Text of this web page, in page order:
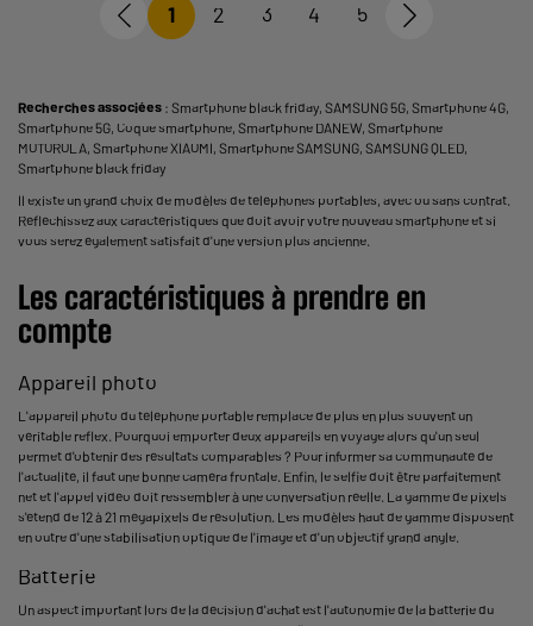
1 2 3 4 5
Recherches associées : Smartphone black friday, SAMSUNG 5G, Smartphone 4G,
Smartphone 5G, Coque smartphone, Smartphone DANEW, Smartphone
MOTOROLA, Smartphone XIAOMI, Smartphone SAMSUNG, SAMSUNG QLED,
Smartphone black friday
Il existe un grand choix de modèles de téléphones portables, avec ou sans contrat.
Réfléchissez aux caractéristiques que doit avoir votre nouveau smartphone et si
vous serez également satisfait d'une version plus ancienne.
Les caractéristiques à prendre en
compte
Appareil photo
L'appareil photo du téléphone portable remplace de plus en plus souvent un
véritable reflex. Pourquoi emporter deux appareils en voyage alors qu'un seul
permet d'obtenir des résultats comparables ? Pour informer sa communauté de
l'actualité, il faut une bonne caméra frontale. Enfin, le selfie doit être parfaitement
net et l'appel vidéo doit ressembler à une conversation réelle. La gamme de pixels
s'étend de 12 à 21 mégapixels de résolution. Les modèles haut de gamme disposent
en outre d'une stabilisation optique de l'image et d'un objectif grand angle.
Batterie
Un aspect important lors de la décision d'achat est l'autonomie de la batterie du